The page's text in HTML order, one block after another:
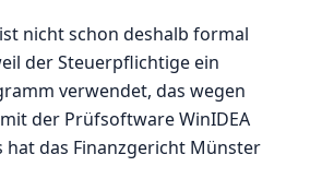
nicht schon deshalb formal
der Steuerpflichtige ein
verwendet, das wegen
der Prüfsoftware WinIDEA
hat das Finanzgericht Münster